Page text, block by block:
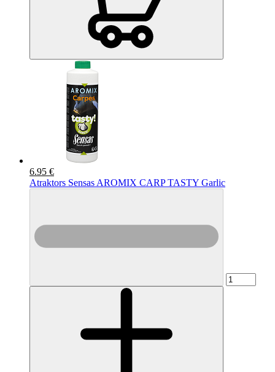
6.95 €
Atraktors Sensas AROMIX CARP TASTY Garlic